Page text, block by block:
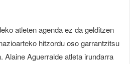
atleten agenda ez da gelditzen
hitzordu oso garrantzitsu
Alaine Aguerralde atleta irundarra